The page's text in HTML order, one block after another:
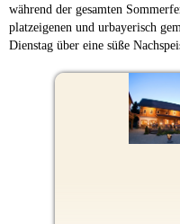
während der gesamten
platzeigenen und urbayerisch
Dienstag über eine süße